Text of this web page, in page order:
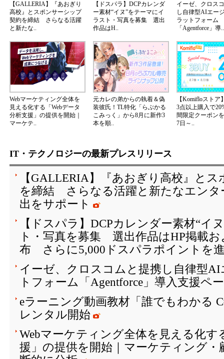
【GALLERIA】『あおぎり
高校』とスポンサーシップ
契約を締結 さらなる活躍
と新たな..
【ドスパラ】DCPカレンダ
ー素材“イヌ”をテーマにイ
ラスト・写真を募集 選出
作品はH..
イーゼ、クロス
し自律型AIエー
ラットフォーム
「Agentforce」導..
Webマーケティング全体を
見える化する「Webデータ
分析支援」の提供を開始｜
マーケテ..
元カレの弟からの執着＆偽
装彼氏！TL特化「らぶかる
こみっく」から8月に新作3
本を順..
【Komifloストア
3点以上購入で
間限定クーポン
7日～..
IT・テクノロジーの最新プレスリリース
【GALLERIA】『あおぎり高校』と
を締結 さらなる活躍と新たなエンタ
出をサポート
【ドスパラ】DCPカレンダー素材“イ
ト・写真を募集 選出作品はHP掲載
布 さらに5,000ドスパラポイントを
イーゼ、クロスコムと提携し自律型
トフォーム「Agentforce」導入支援ペ
eラーニング動画教材「誰でもわかる
レンタル開始
Webマーケティング全体を見える化す
援」の提供を開始｜マーケティング・